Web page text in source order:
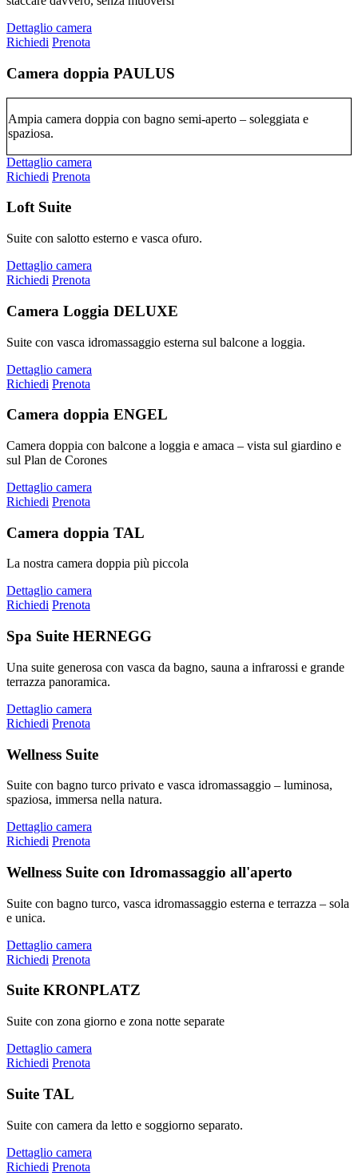
Dettaglio camera
Richiedi Prenota
Camera doppia PAULUS
Ampia camera doppia con bagno semi-aperto – soleggiata e
spaziosa.
Dettaglio camera
Richiedi Prenota
Loft Suite
Suite con salotto esterno e vasca ofuro.
Dettaglio camera
Richiedi Prenota
Camera Loggia DELUXE
Suite con vasca idromassaggio esterna sul balcone a loggia.
Dettaglio camera
Richiedi Prenota
Camera doppia ENGEL
Camera doppia con balcone a loggia e amaca – vista sul giardino e
sul Plan de Corones
Dettaglio camera
Richiedi Prenota
Camera doppia TAL
La nostra camera doppia più piccola
Dettaglio camera
Richiedi Prenota
Spa Suite HERNEGG
Una suite generosa con vasca da bagno, sauna a infrarossi e grande
terrazza panoramica.
Dettaglio camera
Richiedi Prenota
Wellness Suite
Suite con bagno turco privato e vasca idromassaggio – luminosa,
spaziosa, immersa nella natura.
Dettaglio camera
Richiedi Prenota
Wellness Suite con Idromassaggio all'aperto
Suite con bagno turco, vasca idromassaggio esterna e terrazza – sola
e unica.
Dettaglio camera
Richiedi Prenota
Suite KRONPLATZ
Suite con zona giorno e zona notte separate
Dettaglio camera
Richiedi Prenota
Suite TAL
Suite con camera da letto e soggiorno separato.
Dettaglio camera
Richiedi Prenota